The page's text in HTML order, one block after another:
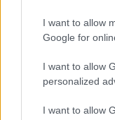
I want to allow
Google for
I want to allow
personalized
I want to allow
Μάγερ: «Να
να παίξουμε στο